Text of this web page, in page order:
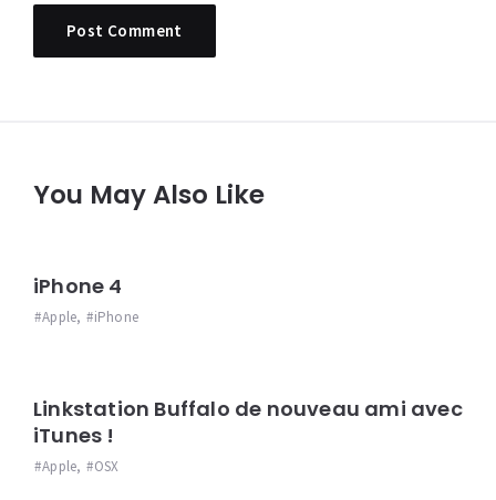
You May Also Like
iPhone 4
Apple, iPhone
Linkstation Buffalo de nouveau ami avec
iTunes !
Apple, OSX